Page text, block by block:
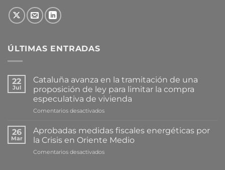
ÚLTIMAS ENTRADAS
22
Jul
Cataluña avanza en la tramitación de una
proposición de ley para limitar la compra
especulativa de vivienda
Comentarios desactivadosen
avanza
en
la
tramitación
26
Mar
Aprobadas medidas fiscales energéticas por
la Crisis en Oriente Medio
Comentarios desactivadosen